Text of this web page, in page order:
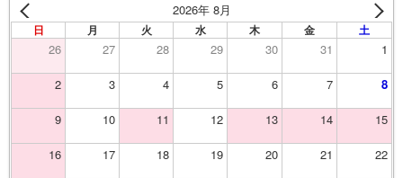
2026年 8月
日 月 火 水 木 金 土
26 27 28 29 30 31 1
2 3 4 5 6 7 8
9 10 11 12 13 14 15
16 17 18 19 20 21 22